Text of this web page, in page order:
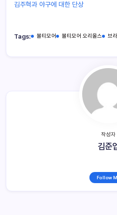
김주혁과 야구에 대한 단상
Tags: 볼티모어 볼티모어 오리올스 브
작성자
김준
Follow